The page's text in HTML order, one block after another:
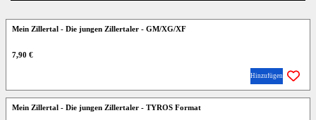
Mein Zillertal - Die jungen Zillertaler - GM/XG/XF
7,90 €
Hinzufügen
Mein Zillertal - Die jungen Zillertaler - TYROS Format